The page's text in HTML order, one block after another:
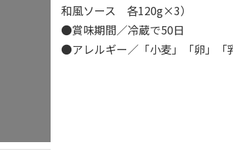
和風ソース 各120g×3）
●賞味期間／冷蔵で50日
●アレルギー／「小麦」「卵」「